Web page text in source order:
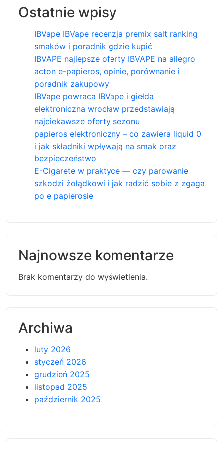
Ostatnie wpisy
IBVape IBVape recenzja premix salt ranking
smaków i poradnik gdzie kupić
IBVAPE najlepsze oferty IBVAPE na allegro
acton e-papieros, opinie, porównanie i
poradnik zakupowy
IBVape powraca IBVape i giełda
elektroniczna wrocław przedstawiają
najciekawsze oferty sezonu
papieros elektroniczny – co zawiera liquid 0
i jak składniki wpływają na smak oraz
bezpieczeństwo
E-Cigarete w praktyce — czy parowanie
szkodzi żołądkowi i jak radzić sobie z zgaga
po e papierosie
Najnowsze komentarze
Brak komentarzy do wyświetlenia.
Archiwa
luty 2026
styczeń 2026
grudzień 2025
listopad 2025
październik 2025